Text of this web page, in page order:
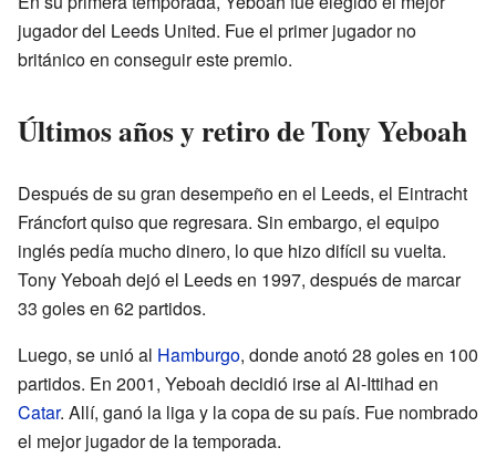
jugador del Leeds United. Fue el primer jugador no
británico en conseguir este premio.
Últimos años y retiro de Tony Yeboah
Después de su gran desempeño en el Leeds, el Eintracht
Fráncfort quiso que regresara. Sin embargo, el equipo
inglés pedía mucho dinero, lo que hizo difícil su vuelta.
Tony Yeboah dejó el Leeds en 1997, después de marcar
33 goles en 62 partidos.
Luego, se unió al Hamburgo, donde anotó 28 goles en 100
partidos. En 2001, Yeboah decidió irse al Al-Ittihad en
Catar. Allí, ganó la liga y la copa de su país. Fue nombrado
el mejor jugador de la temporada.